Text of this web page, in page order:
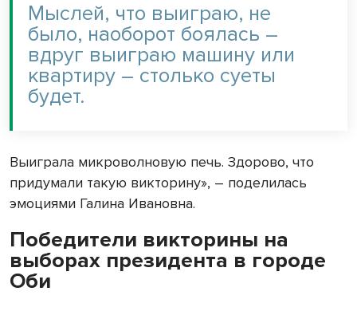
Мыслей, что выиграю, не
было, наоборот боялась –
вдруг выиграю машину или
квартиру – столько суеты
будет.
Выиграла микроволновую печь. Здорово, что
придумали такую викторину», – поделилась
эмоциями Галина Ивановна.
Победители викторины на
выборах президента в городе
Оби